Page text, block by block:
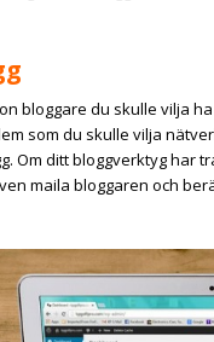
bloggare du skulle vilja
som du skulle vilja
Om ditt bloggverktyg har
maila bloggaren och